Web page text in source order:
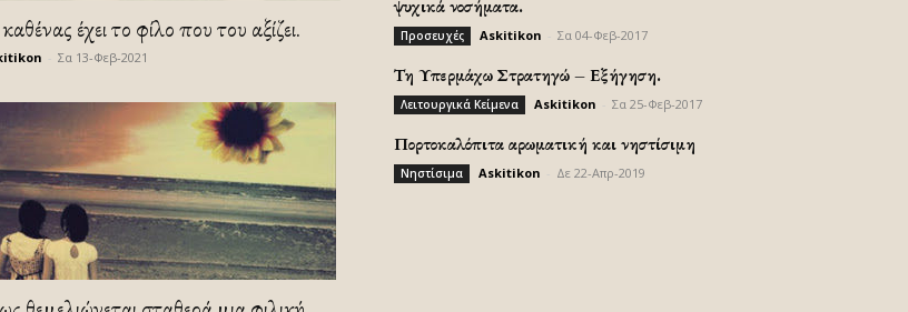
έχει το φίλο που του αξίζει.
Σα 13-Φεβ-2021
ψυχικά νοσήματα.
Προσευχές Askitikon Σα 04-Φεβ-2017
Τη Υπερμάχω Στρατηγώ – Εξήγηση.
Λειτουργικά Κείμενα Askitikon Σα 25-Φεβ-2017
Πορτοκαλόπιτα αρωματική και νηστίσιμη
Νηστίσιμα Askitikon Δε 22-Απρ-2019